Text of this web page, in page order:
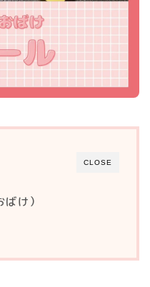
CLOSE
け）